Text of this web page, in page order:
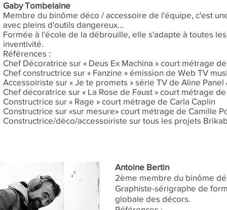
Gaby Tombelaine
Membre du binôme déco / accessoire de l'équipe, c'est
avec pleins d'outils dangereux...
Formée à l'école de la débrouille, elle s'adapte à toutes
inventivité.
Références :
Chef Décoratrice sur « Deus Ex Machina » court métrage
Chef constructrice sur « Fanzine » émission de Web TV
Accessoiriste sur « Je te promets » série TV de Aline
Chef décoratrice sur « La Rose de Faust » court métrage
Constructrice sur « Rage » court métrage de Carla Caplin
Constructrice sur «sur mesure» court métrage de Camille
Constructrice/déco/accessoiriste sur tous les projets
Antoine Bertin
2ème membre du binôme
Graphiste-sérigraphe de
globale des décors.